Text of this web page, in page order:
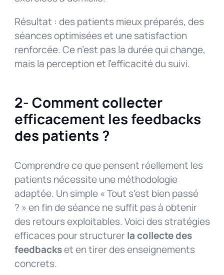
Résultat : des patients mieux préparés, des
séances optimisées et une satisfaction
renforcée. Ce n’est pas la durée qui change,
mais la perception et l’efficacité du suivi.
2- Comment collecter
efficacement les feedbacks
des patients ?
Comprendre ce que pensent réellement les
patients nécessite une méthodologie
adaptée. Un simple « Tout s’est bien passé
? » en fin de séance ne suffit pas à obtenir
des retours exploitables. Voici des stratégies
efficaces pour structurerla collecte des
feedbackset en tirer des enseignements
concrets.